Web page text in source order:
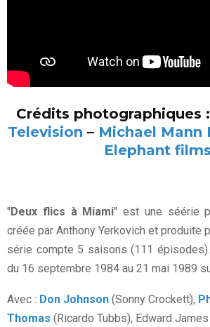
Crédits photographiques
Television – Michael Mann
Elephant films
"Deux flics à Miami" est une séérie
créée par Anthony Yerkovich et produite
série compte 5 saisons (111
du 16 septembre 1984 au 21 mai 1989
Avec : Don Johnson (Sonny Crockett),
Thomas (Ricardo Tubbs), Edward